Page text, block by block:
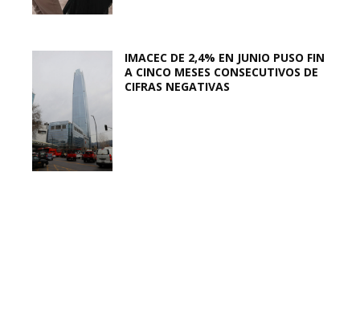
IMACEC DE 2,4% EN JUNIO PUSO FIN
A CINCO MESES CONSECUTIVOS DE
CIFRAS NEGATIVAS